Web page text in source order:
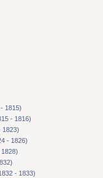
1815)
- 1816)
1823)
- 1826)
- 1833)